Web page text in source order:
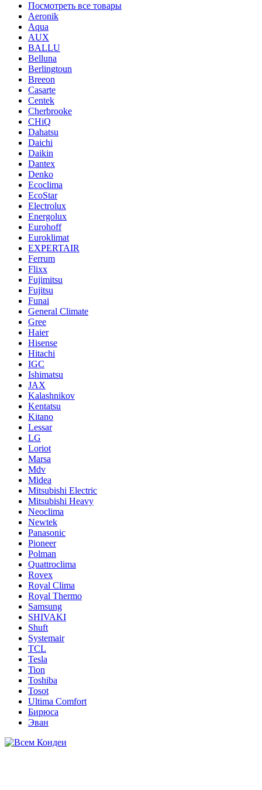
Посмотреть все товары
Aeronik
Aqua
AUX
BALLU
Belluna
Berlingtoun
Breeon
Casarte
Centek
Cherbrooke
CHiQ
Dahatsu
Daichi
Daikin
Dantex
Denko
Ecoclima
EcoStar
Electrolux
Energolux
Eurohoff
Euroklimat
EXPERTAIR
Ferrum
Flixx
Fujimitsu
Fujitsu
Funai
General Climate
Gree
Haier
Hisense
Hitachi
IGC
Ishimatsu
JAX
Kalashnikov
Kentatsu
Kitano
Lessar
LG
Loriot
Marsa
Mdv
Midea
Mitsubishi Electric
Mitsubishi Heavy
Neoclima
Newtek
Panasonic
Pioneer
Polman
Quattroclima
Rovex
Royal Clima
Royal Thermo
Samsung
SHIVAKI
Shuft
Systemair
TCL
Tesla
Tion
Toshiba
Tosot
Ultima Comfort
Бирюса
Эван